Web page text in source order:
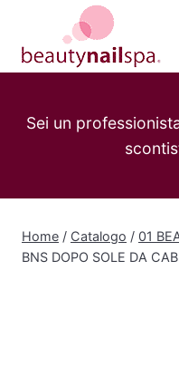
contenuto
Sei un
Home / Catalogo / 01
BNS DOPO SOLE DA